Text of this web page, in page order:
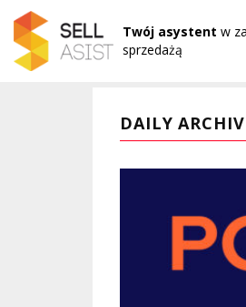
Twój asystent w
sprzedażą
DAILY